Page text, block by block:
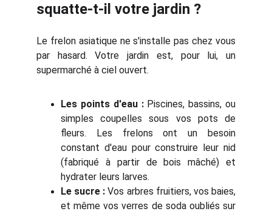
squatte-t-il votre jardin ?
Le frelon asiatique ne s'installe pas chez vous
par hasard. Votre jardin est, pour lui, un
supermarché à ciel ouvert.
Les points d'eau :Piscines, bassins, ou
simples coupelles sous vos pots de
fleurs. Les frelons ont un besoin
constant d'eau pour construire leur nid
(fabriqué à partir de bois mâché) et
hydrater leurs larves.
Le sucre : Vos arbres fruitiers, vos baies,
et même vos verres de soda oubliés sur